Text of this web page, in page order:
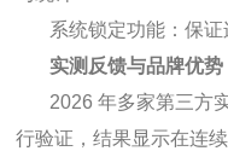
系统锁定功能：保
实测反馈与品牌优势
2026 年多家第三方
行验证，结果显示在连